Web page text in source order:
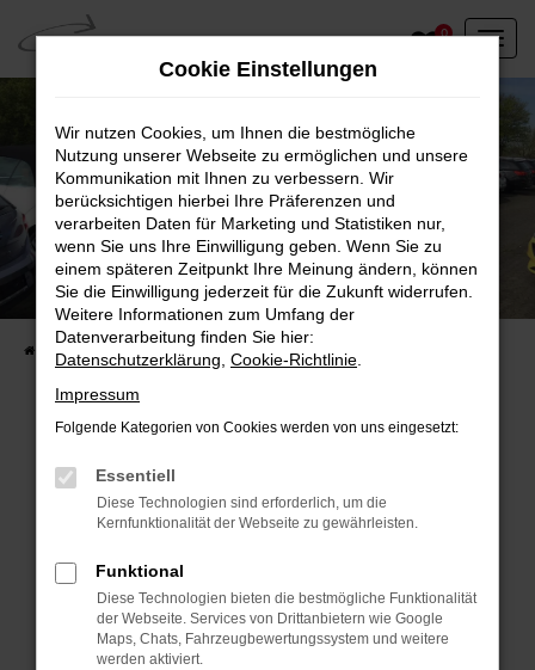
Zum
Hauptinhalt
springen
0
Unser Fahrzeugbestand vor Ort
Entdecken Sie unsere sofort verfügbaren
Fahrzeugangebote
Fehler: Network Error
Beim Laden ist ein Fehler aufgetreten.
Hier sind ein paar Tipps, die dir helfen können:
Überprüfe deine Firewall und deine
Internetverbindung.
Laden andere Webseiten, zum Beispiel deine
Suchmaschine?
Cookie Einstellungen
Wir nutzen Cookies, um Ihnen die bestmögliche
Nutzung unserer Webseite zu ermöglichen und unsere
Kommunikation mit Ihnen zu verbessern. Wir
berücksichtigen hierbei Ihre Präferenzen und
verarbeiten Daten für Marketing und Statistiken nur,
wenn Sie uns Ihre Einwilligung geben. Wenn Sie zu
einem späteren Zeitpunkt Ihre Meinung ändern, können
Sie die Einwilligung jederzeit für die Zukunft widerrufen.
Weitere Informationen zum Umfang der
Datenverarbeitung finden Sie hier:
Datenschutzerklärung Cookie-Richtlinie
Impressum
Folgende Kategorien von Cookies werden von uns eingesetzt:
Essentiell
Diese Technologien sind erforderlich, um die
Kernfunktionalität der Webseite zu gewährleisten.
Funktional
Diese Technologien bieten die bestmögliche Funktionalität
der Webseite. Services von Drittanbietern wie Google
Maps, Chats, Fahrzeugbewertungssystem und weitere
werden aktiviert.